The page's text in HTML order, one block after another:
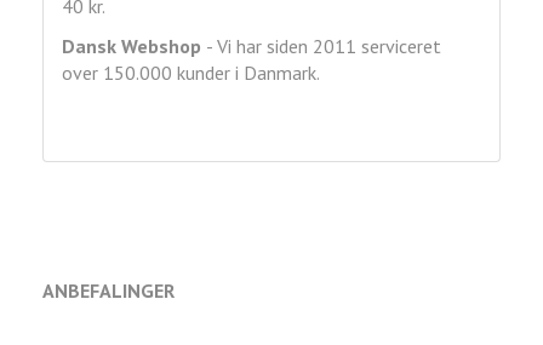
40 kr.
Dansk Webshop - Vi har siden 2011 serviceret
over 150.000 kunder i Danmark.
ANBEFALINGER